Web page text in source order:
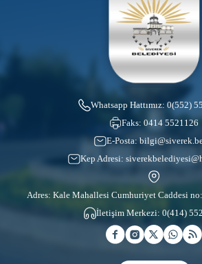
Whatsapp Hattımız: 0(552)
Faks: 0414 5521126
E-Posta:
Kep Adresi:
Adres: Kale Mahallesi Cumhuriyet Caddesi
İletişim Merkezi: 0(414)